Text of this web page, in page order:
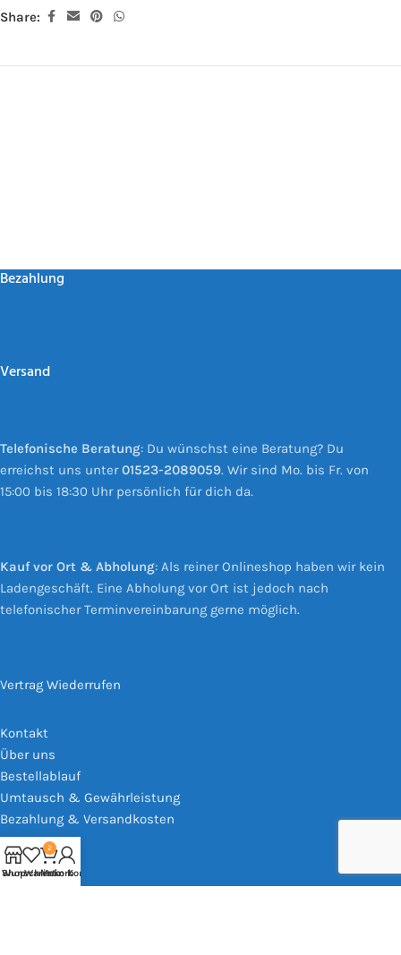
Share:
Bezahlung
Versand
Telefonische Beratung: Du wünschst eine Beratung? Du
erreichst uns unter01523-2089059. Wir sind Mo. bis Fr. von
15:00 bis 18:30 Uhr persönlich für dich da.
Kauf vor Ort & Abholung: Als reiner Onlineshop haben wir kein
Ladengeschäft. Eine Abholung vor Ort ist jedoch nach
telefonischer Terminvereinbarung gerne möglich.
Vertrag Wiederrufen
Kontakt
Über uns
Bestellablauf
Umtausch & Gewährleistung
Bezahlung & Versandkosten
Impressum
Shop
Wunschliste
2
Warenkorb
Mein Konto